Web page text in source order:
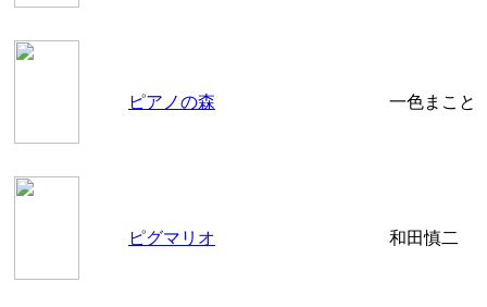
ピアノの森 一色まこと
ピグマリオ 和田慎二